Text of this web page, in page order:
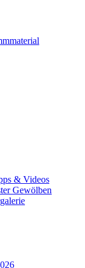
& Videos
Gewölben